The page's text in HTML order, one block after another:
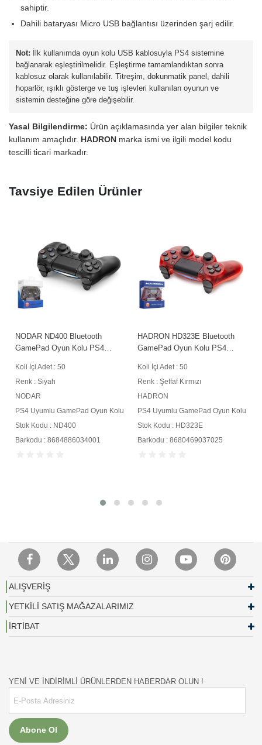
sahiptir.
Dahili bataryası Micro USB bağlantısı üzerinden şarj edilir.
Not: İlk kullanımda oyun kolu USB kablosuyla PS4 sistemine
bağlanarak eşleştirilmelidir. Eşleştirme tamamlandıktan sonra
kablosuz olarak kullanılabilir. Titreşim, dokunmatik panel, dahili
hoparlör, ışıklı gösterge ve tuş işlevleri kullanılan oyunun ve
sistemin desteğine göre değişebilir.
Yasal Bilgilendirme: Ürün açıklamasında yer alan bilgiler teknik
kullanım amaçlıdır. HADRON marka ismi ve ilgili model kodu
tescilli ticari markadır.
Tavsiye Edilen Ürünler
NODAR ND400 Bluetooth
GamePad Oyun Kolu PS4
Koli İçi Adet : 50
Renk : Siyah
NODAR
PS4 Uyumlu GamePad Oyun Kolu
Stok Kodu : ND400
Barkodu : 8684886034001
HADRON HD323E Bluetooth
GamePad Oyun Kolu PS4
Kırmızı
Koli İçi Adet : 50
Renk : Şeffaf Kırmızı
HADRON
PS4 Uyumlu GamePad Oyun Kolu
Stok Kodu : HD323E
Barkodu : 8680469037025
ALIŞVERİŞ
YETKİLİ SATIŞ MAĞAZALARIMIZ
İRTİBAT
YENİ VE İNDİRİMLİ ÜRÜNLERDEN HABERDAR OLUN !
Abone Ol